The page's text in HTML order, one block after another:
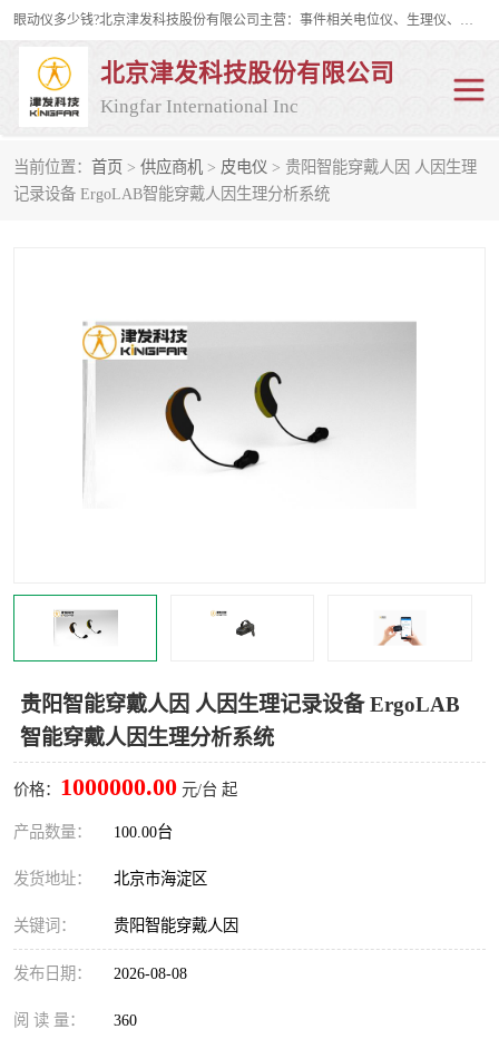
眼动仪多少钱?北京津发科技股份有限公司主营：事件相关电位仪、生理仪、肌电仪、脑电仪、皮电仪、眼动仪；是国家级高新技术企业、科技部认定的科技型中小企业和中关村高新技术企业，具备保密资格，具备自主进出口经营权；自主研发技术、产品与服务荣获多项省部级科学技术奖励、国家发明专利、国家软件著作权和省部级新技术新产品（服务）认证。
北京津发科技股份有限公司
Kingfar International Inc
当前位置： 首页 > 供应商机 > 皮电仪 > 贵阳智能穿戴人因 人因生理
记录设备 ErgoLAB智能穿戴人因生理分析系统
贵阳智能穿戴人因 人因生理记录设备 ErgoLAB
智能穿戴人因生理分析系统
价格： 1000000.00 元/台 起
产品数量： 100.00台
发货地址： 北京市海淀区
关键词： 贵阳智能穿戴人因
发布日期： 2026-08-08
阅 读 量： 360
皮电仪 脑电仪
行为观察与表情分析
人机交互实验室
神经营销与消费行为实验